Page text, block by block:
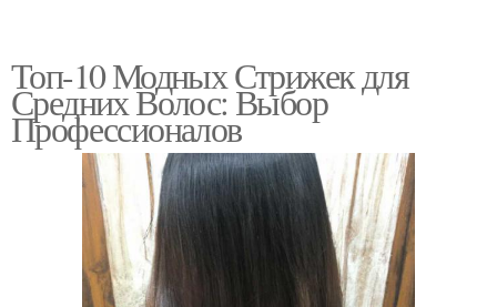
Топ-10 Модных Стрижек для
Средних Волос: Выбор
Профессионалов